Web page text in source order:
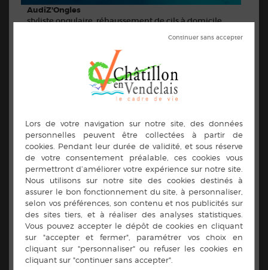
AudiZ'Ongles
styliste ongulaire, réhaussement de cils à domicile
audizongles@gmail.com
https://www.facebook.com/AudiZOngles-
101055824813392